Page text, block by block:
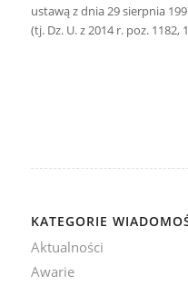
ustawą z dnia 29 sierpnia
(tj. Dz. U. z 2014 r. poz. 1182,
KATEGORIE
Aktualności
Awarie